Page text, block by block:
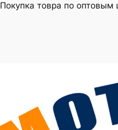
Покупка товра по оптовым